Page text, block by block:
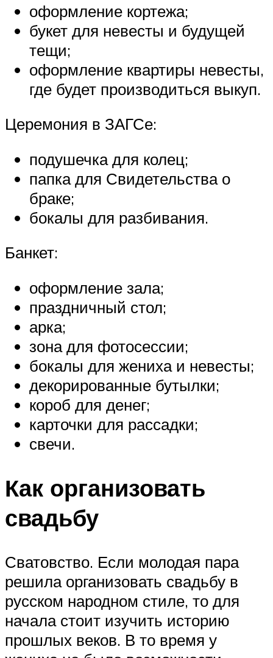
оформление кортежа;
букет для невесты и будущей
тещи;
оформление квартиры невесты,
где будет производиться выкуп.
Церемония в ЗАГСе:
подушечка для колец;
папка для Свидетельства о
браке;
бокалы для разбивания.
Банкет:
оформление зала;
праздничный стол;
арка;
зона для фотосессии;
бокалы для жениха и невесты;
декорированные бутылки;
короб для денег;
карточки для рассадки;
свечи.
Как организовать
свадьбу
Сватовство. Если молодая пара
решила организовать свадьбу в
русском народном стиле, то для
начала стоит изучить историю
прошлых веков. В то время у